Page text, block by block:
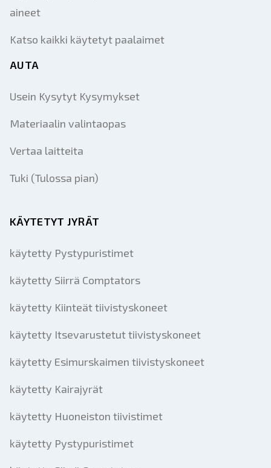
aineet
Katso kaikki käytetyt paalaimet
AUTA
Usein Kysytyt Kysymykset
Materiaalin valintaopas
Vertaa laitteita
Tuki (Tulossa pian)
KÄYTETYT JYRÄT
käytetty Pystypuristimet
käytetty Siirrä Comptators
käytetty Kiinteät tiivistyskoneet
käytetty Itsevarustetut tiivistyskoneet
käytetty Esimurskaimen tiivistyskoneet
käytetty Kairajyrät
käytetty Huoneiston tiivistimet
käytetty Pystypuristimet